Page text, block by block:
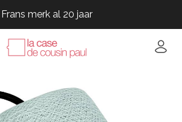
Frans merk al 20 jaar
Frans merk al 20 jaar
Frans merk al 20 jaar